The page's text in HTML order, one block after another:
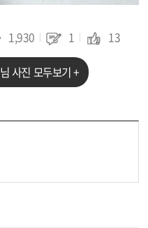
1,930 1 13
님 사진 모두보기 +